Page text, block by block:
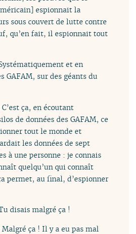
espionnait la
sous couvert de lutte contre
qu’en fait, il espionnait tout
et en
GAFAM, sur des géants du
C’est ça, en écoutant
de données des GAFAM, ce
tout le monde et
les données de sept
à une personne : je connais
quelqu’un qui connaît
permet, au final, d’espionner
disais malgré ça !
Malgré ça ! Il y a eu pas mal